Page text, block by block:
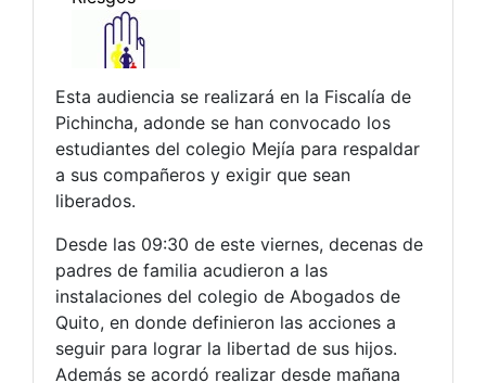
Esta audiencia se realizará en la Fiscalía de
Pichincha, adonde se han convocado los
estudiantes del colegio Mejía para respaldar
a sus compañeros y exigir que sean
liberados.
Desde las 09:30 de este viernes, decenas de
padres de familia acudieron a las
instalaciones del colegio de Abogados de
Quito, en donde definieron las acciones a
seguir para lograr la libertad de sus hijos.
Además se acordó realizar desde mañana